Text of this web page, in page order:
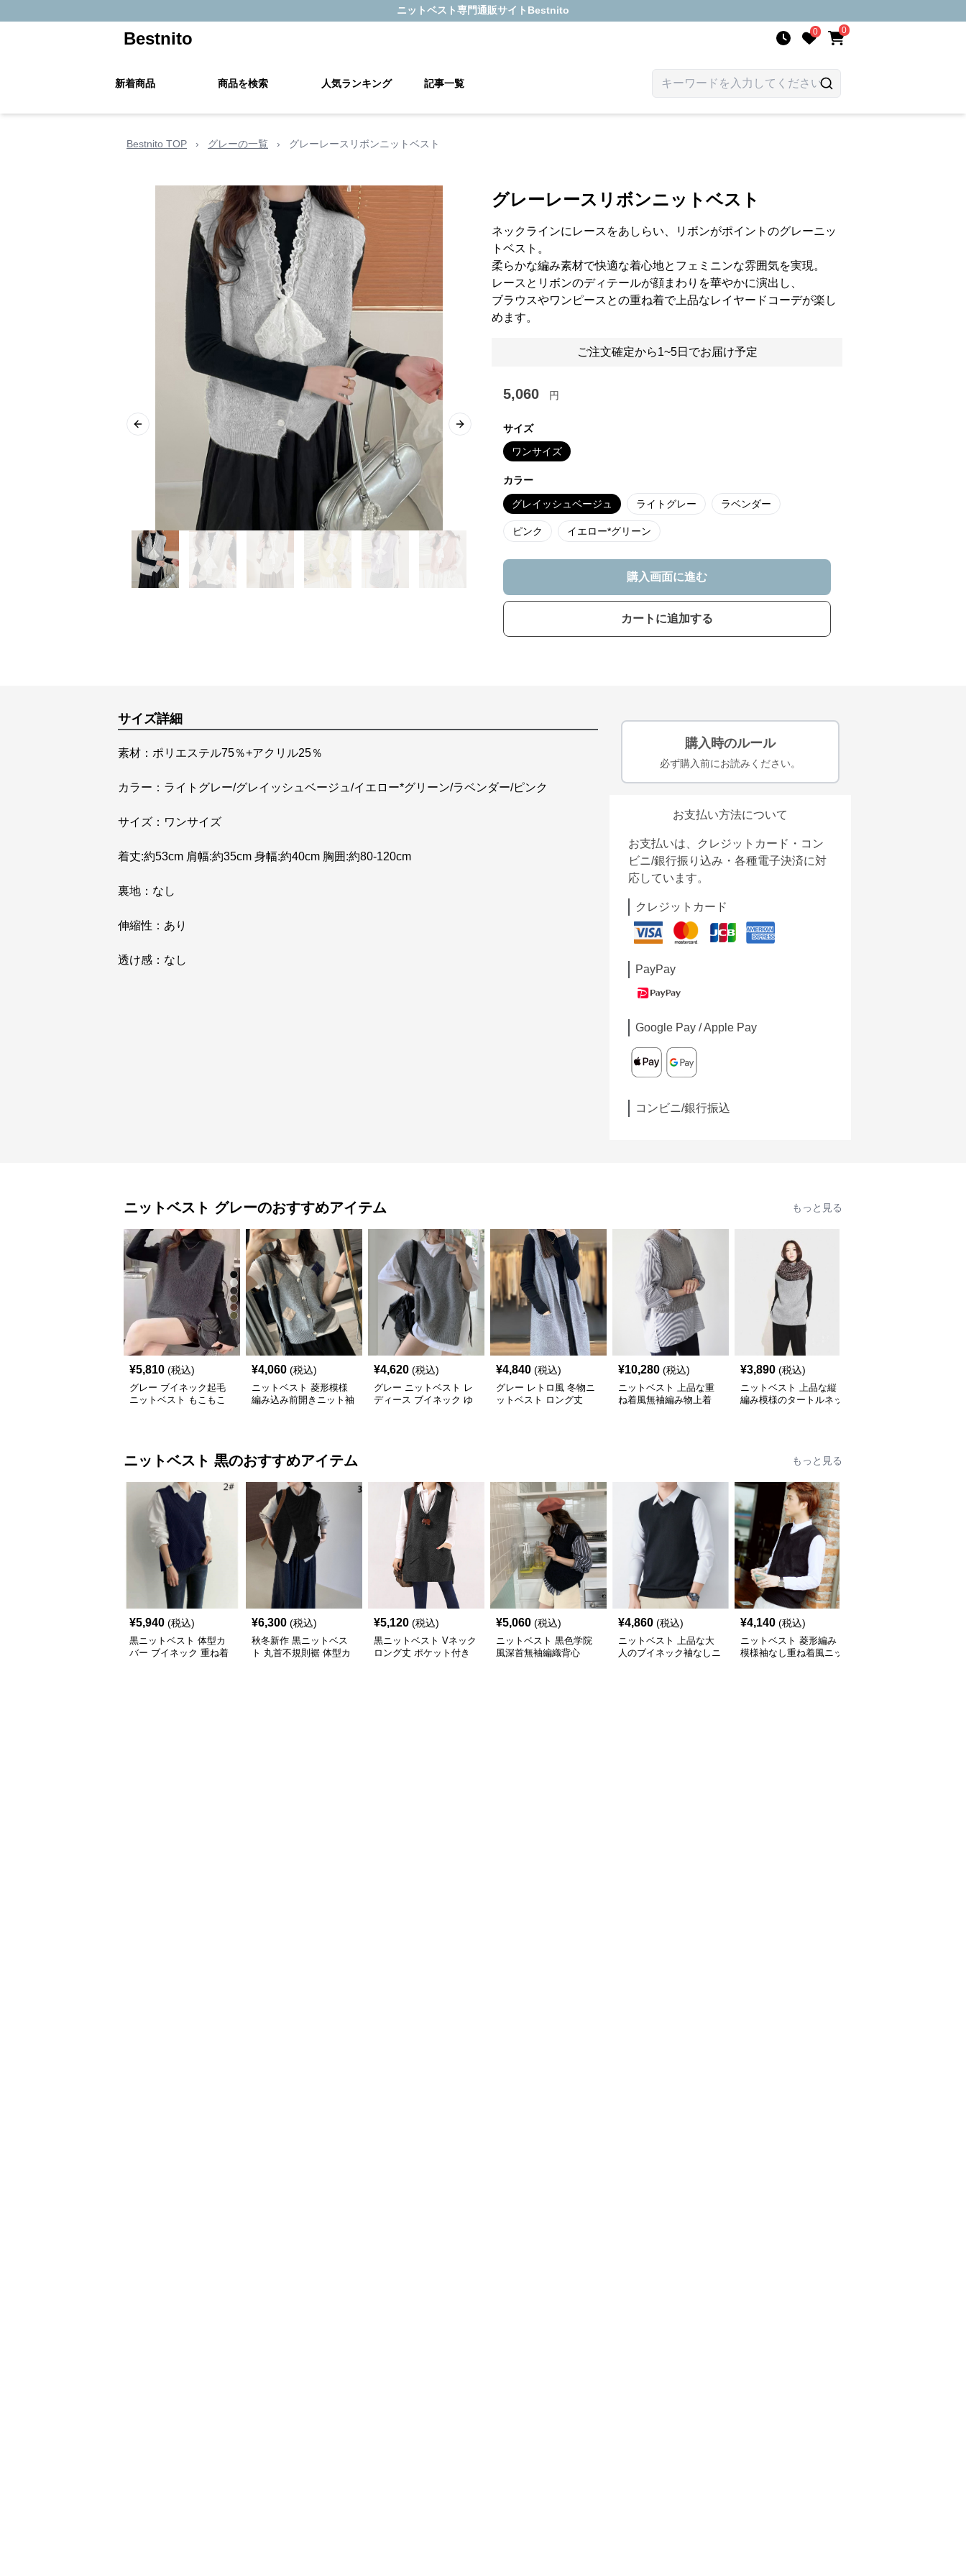
ニットベスト専門通販サイト Bestnito
Bestnito 0 0
新着商品 商品を検索 人気ランキング 記事一覧
Bestnito TOP › グレーの一覧 › グレーレースリボンニットベスト
Previous slide Next slide
グレーレースリボンニットベスト
ネックラインにレースをあしらい、リボンがポイントのグレーニッ
トベスト。
柔らかな編み素材で快適な着心地とフェミニンな雰囲気を実現。
レースとリボンのディテールが顔まわりを華やかに演出し、
ブラウスやワンピースとの重ね着で上品なレイヤードコーデが楽し
めます。
ご注文確定から1~5日でお届け予定
5,060 円
サイズ
ワンサイズ
カラー
グレイッシュベージュ ライトグレー ラベンダー
ピンク イエロー*グリーン
購入画面に進む
カートに追加する
サイズ詳細
素材：ポリエステル75％+アクリル25％
カラー：ライトグレー/グレイッシュベージュ/イエロー*グリーン/ラベンダー/ピンク
サイズ：ワンサイズ
着丈:約53cm 肩幅:約35cm 身幅:約40cm 胸囲:約80-120cm
裏地：なし
伸縮性：あり
透け感：なし
購入時のルール
必ず購入前にお読みください。
お支払い方法について
お支払いは、クレジットカード・コン
ビニ/銀行振り込み・各種電子決済に対
応しています。
クレジットカード
PayPay
Google Pay / Apple Pay
コンビニ/銀行振込
ニットベスト グレーのおすすめアイテム もっと見る
¥5,810 (税込)
グレー ブイネック起毛
ニットベスト もこもこ
¥4,060 (税込)
ニットベスト 菱形模様
編み込み前開きニット袖
¥4,620 (税込)
グレー ニットベスト レ
ディース ブイネック ゆ
¥4,840 (税込)
グレー レトロ風 冬物ニ
ットベスト ロング丈
¥10,280 (税込)
ニットベスト 上品な重
ね着風無袖編み物上着
¥3,890 (税込)
ニットベスト 上品な縦
編み模様のタートルネッ
ニットベスト 黒のおすすめアイテム もっと見る
¥5,940 (税込)
黒ニットベスト 体型カ
バー ブイネック 重ね着
¥6,300 (税込)
秋冬新作 黒ニットベス
ト 丸首不規則裾 体型カ
¥5,120 (税込)
黒ニットベスト Vネック
ロング丈 ポケット付き
¥5,060 (税込)
ニットベスト 黒色学院
風深首無袖編織背心
¥4,860 (税込)
ニットベスト 上品な大
人のブイネック袖なしニ
¥4,140 (税込)
ニットベスト 菱形編み
模様袖なし重ね着風ニッ